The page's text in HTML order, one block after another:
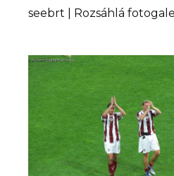
seebrt | Rozsáhlá